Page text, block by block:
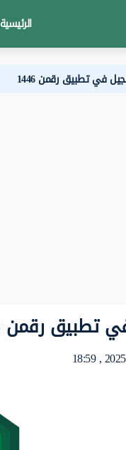
الرئيسية
في تطبيق رقمن 1446
رقمن 1446